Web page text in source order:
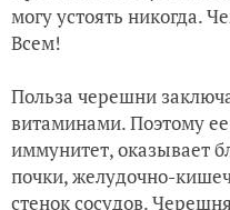
могу устоять никогда.
Всем!
Польза черешни
витаминами. Поэтому
иммунитет, оказывает
почки, желудочно-
стенок сосудов.